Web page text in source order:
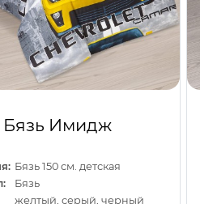
Бязь Имидж
Бязь 150 см. детская
Бязь
желтый, серый, черный